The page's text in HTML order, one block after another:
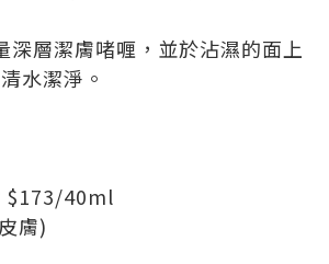
深層潔膚啫喱，並於沾濕的面上
水潔淨。
$173/40ml
膚)